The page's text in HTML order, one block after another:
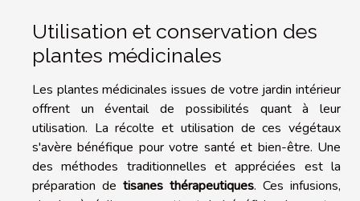
Utilisation et conservation des
plantes médicinales
Les plantes médicinales issues de votre jardin intérieur
offrent un éventail de possibilités quant à leur
utilisation. La récolte et utilisation de ces végétaux
s'avère bénéfique pour votre santé et bien-être. Une
des méthodes traditionnelles et appréciées est la
préparation de tisanes thérapeutiques. Ces infusions,